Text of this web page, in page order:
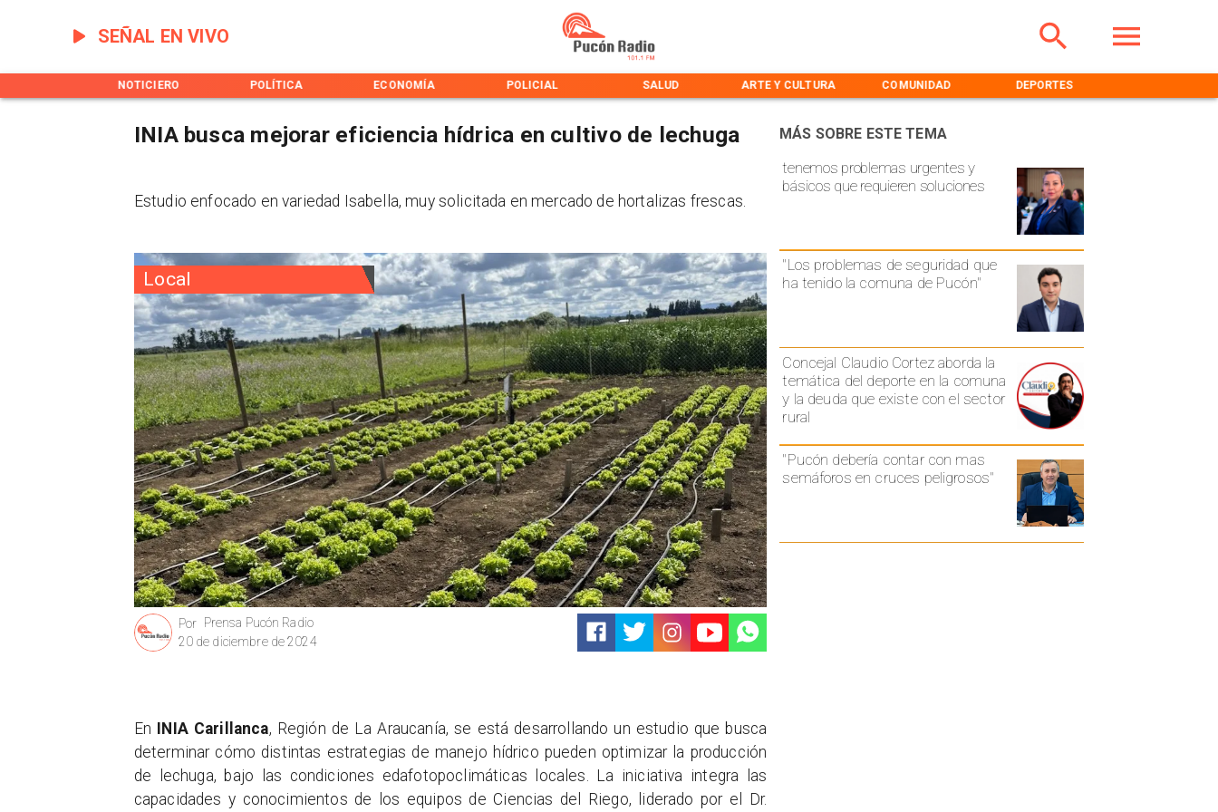
SEÑAL EN VIVO
NOTICIERO POLÍTICA ECONOMÍA POLICIAL SALUD ARTE Y CULTURA COMUNIDAD DEPORTES
Local
Prensa Pucón Radio
Por
20 de diciembre de 2024
tenemos problemas urgentes y
básicos que requieren soluciones
"Los problemas de seguridad que
ha tenido la comuna de Pucón"
Concejal Claudio Cortez aborda la
temática del deporte en la comuna
y la deuda que existe con el sector
rural
"Pucón debería contar con mas
semáforos en cruces peligrosos"
MÁS SOBRE ESTE TEMA
INIA busca mejorar eficiencia hídrica en cultivo de lechuga
Estudio enfocado en variedad Isabella, muy solicitada en mercado de hortalizas frescas.
En INIA Carillanca, Región de La Araucanía, se está desarrollando un estudio que busca
determinar cómo distintas estrategias de manejo hídrico pueden optimizar la producción
de lechuga, bajo las condiciones edafotopoclimáticas locales. La iniciativa integra las
capacidades y conocimientos de los equipos de Ciencias del Riego, liderado por el Dr.